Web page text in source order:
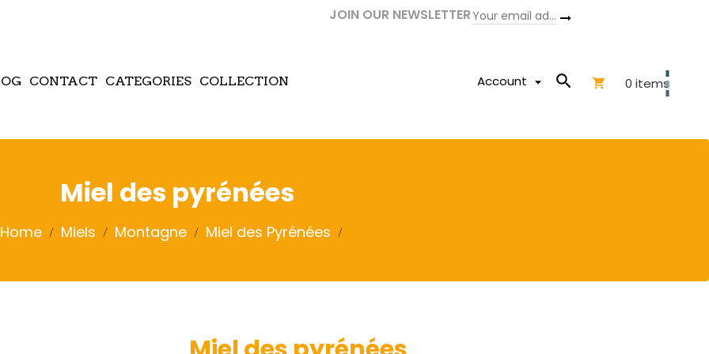
JOIN OUR NEWSLETTER
CONTACT CATEGORIES COLLECTION  0 items

Account 
Miel des pyrénées
Home Miels Montagne Miel des Pyrénées